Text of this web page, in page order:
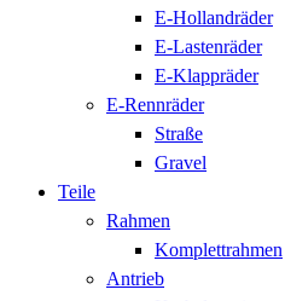
E-Hollandräder
E-Lastenräder
E-Klappräder
E-Rennräder
Straße
Gravel
Teile
Rahmen
Komplettrahmen
Antrieb